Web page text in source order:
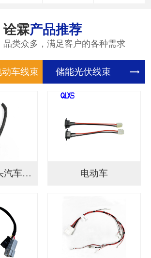
诠霖产品推荐
品类众多，满足客户的各种需求
储能光伏
电动车航空头汽车连接... 电动车